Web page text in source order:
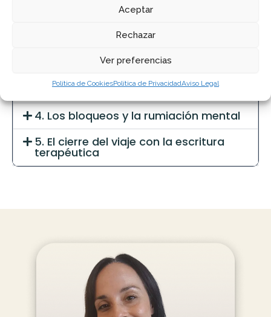
Aceptar
Rechazar
Ver preferencias
Política de CookiesPolítica de PrivacidadAviso Legal
1. El comienzo del viaje con la escritura
2. Cómo integrar la escritura
3. Escritura terapéutica y atención
plena
4. Los bloqueos y la rumiación mental
5. El cierre del viaje con la escritura
terapéutica